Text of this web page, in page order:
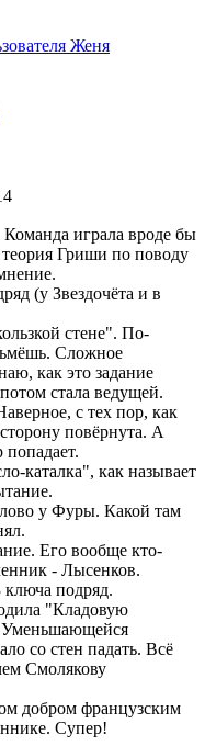
Женя
Команда играла вроде бы
теория Гриши по поводу
(у Звездочёта и в
стене". По-
Сложное
как это задание
стала ведущей.
с тех пор, как
повёрнута. А
попадает.
каталка", как называет
у Фуры. Какой там
Его вообще кто-
- Лысенков.
подряд.
"Кладовую
"Уменьшающейся
со стен падать. Всё
Смолякову
добром французским
Супер!